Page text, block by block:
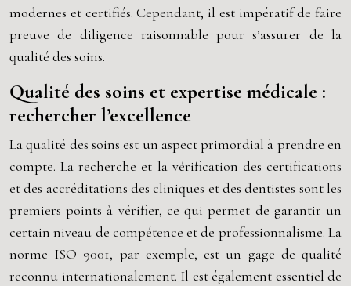
modernes et certifiés. Cependant, il est impératif de faire
preuve de diligence raisonnable pour s’assurer de la
qualité des soins.
Qualité des soins et expertise médicale :
rechercher l’excellence
La qualité des soins est un aspect primordial à prendre en
compte. La recherche et la vérification des certifications
et des accréditations des cliniques et des dentistes sont les
premiers points à vérifier, ce qui permet de garantir un
certain niveau de compétence et de professionnalisme. La
norme ISO 9001, par exemple, est un gage de qualité
reconnu internationalement. Il est également essentiel de